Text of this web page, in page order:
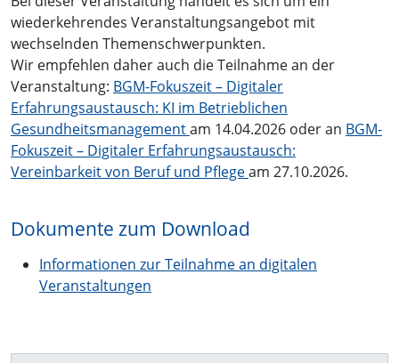
wiederkehrendes Veranstaltungsangebot mit
wechselnden Themenschwerpunkten.
Wir empfehlen daher auch die Teilnahme an der
Veranstaltung: BGM-Fokuszeit – Digitaler
Erfahrungsaustausch: KI im Betrieblichen
Gesundheitsmanagementam 14.04.2026 oder an BGM-
Fokuszeit – Digitaler Erfahrungsaustausch:
Vereinbarkeit von Beruf und Pflegeam 27.10.2026.
Dokumente zum Download
Informationen zur Teilnahme an digitalen
Veranstaltungen